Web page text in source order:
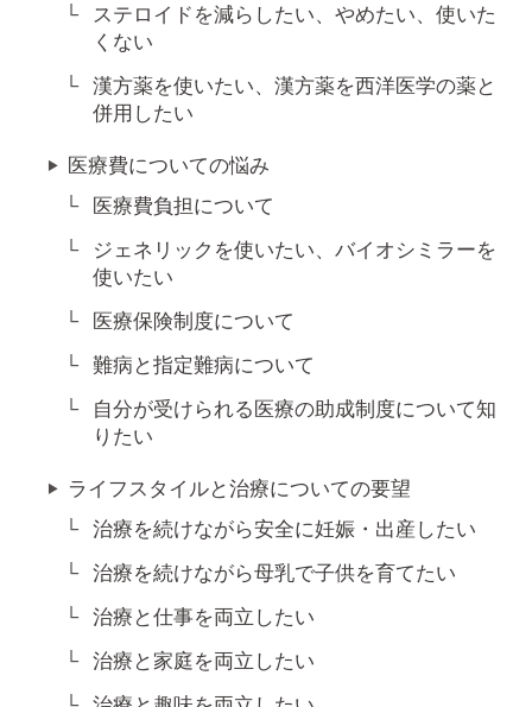
ステロイドを減らしたい、やめたい、使いた
くない
漢方薬を使いたい、漢方薬を西洋医学の薬と
併用したい
医療費についての悩み
医療費負担について
ジェネリックを使いたい、バイオシミラーを
使いたい
医療保険制度について
難病と指定難病について
自分が受けられる医療の助成制度について知
りたい
ライフスタイルと治療についての要望
治療を続けながら安全に妊娠・出産したい
治療を続けながら母乳で子供を育てたい
治療と仕事を両立したい
治療と家庭を両立したい